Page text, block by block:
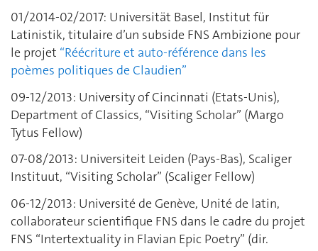
01/2014-02/2017: Universität Basel, Institut für
Latinistik, titulaire d’un subside FNS Ambizione pour
le projet “Réécriture et auto-référence dans les
poèmes politiques de Claudien”
09-12/2013: University of Cincinnati (Etats-Unis),
Department of Classics, “Visiting Scholar” (Margo
Tytus Fellow)
07-08/2013: Universiteit Leiden (Pays-Bas), Scaliger
Instituut, “Visiting Scholar” (Scaliger Fellow)
06-12/2013: Université de Genève, Unité de latin,
collaborateur scientifique FNS dans le cadre du projet
FNS “Intertextuality in Flavian Epic Poetry” (dir.